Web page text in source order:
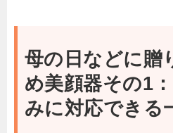
母の日などに贈
め美顔器その1
みに対応できる